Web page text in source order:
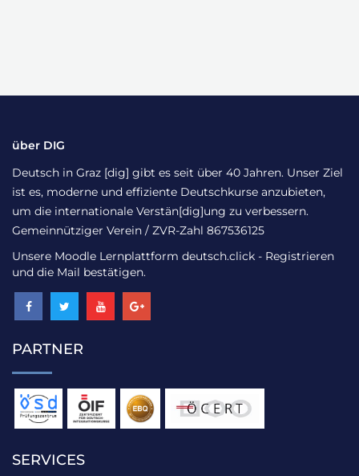
über DIG
Deutsch in Graz [dig] gibt es seit über 40 Jahren. Unser Ziel
ist es, moderne und effiziente Deutschkurse anzubieten,
um die internationale Verstän[dig]ung zu verbessern.
Gemeinnütziger Verein / ZVR-Zahl 867536125
Unsere Moodle Lernplattform deutsch.click - Registrieren
und die Mail bestätigen.
PARTNER
SERVICES